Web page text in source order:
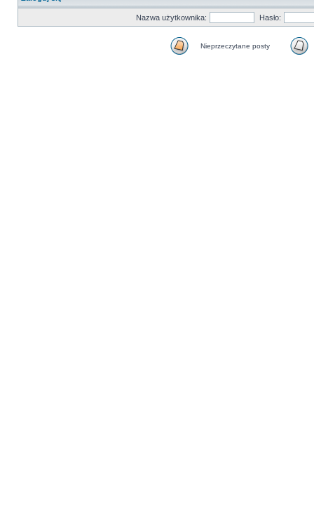
Nazwa użytkownika: Hasło:
Nieprzeczytane posty